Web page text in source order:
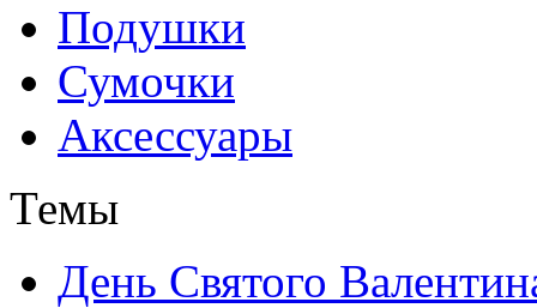
Подушки
Сумочки
Аксессуары
Темы
День Святого